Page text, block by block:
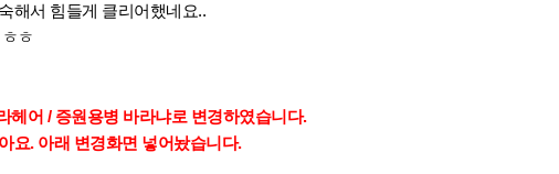
해서 힘들게 클리어했네요..
ㅎ
헤어 / 증원용병 바라냐로 변경하였습니다.
요. 아래 변경화면 넣어놨습니다.